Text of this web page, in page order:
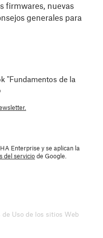
firmwares, nuevas
generales para
"Fundamentos de la
Enterprise y se aplican la
del serviciode Google.
Uso de los sitios Web